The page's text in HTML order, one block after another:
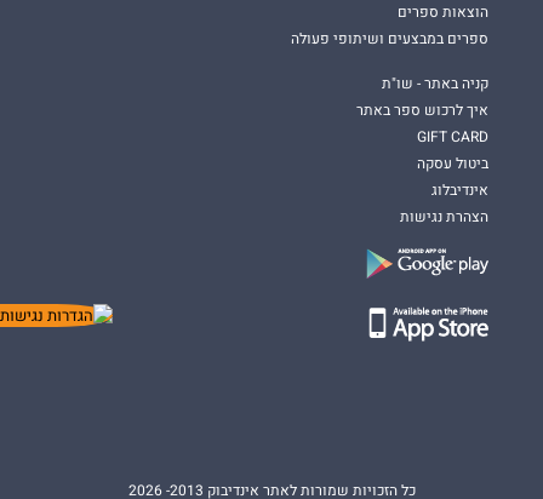
הוצאות ספרים
ספרים במבצעים ושיתופי פעולה
קניה באתר - שו"ת
איך לרכוש ספר באתר
GIFT CARD
ביטול עסקה
אינדיבלוג
הצהרת נגישות
כל הזכויות שמורות לאתר אינדיבוק 2013- 2026